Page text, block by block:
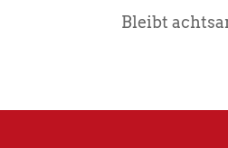
Bleibt